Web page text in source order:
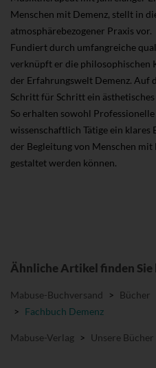
Menschen mit Demenz, stellt in
atmosphärebezogener Praxis vor.
Fundiert durch umfangreiche
verknüpft er die philosophischen
der Erfahrungswelt Demenz. Auf
Schritt für Schritt ein
So erhalten sowohl
wissenschaftlich Tätige ein
der Begleitung von Menschen
gestaltet werden können.
Ähnliche Artikel finden Sie
Mabuse-Buchversand > Bücher
> Fachbuch Demenz
Mabuse-Verlag > Unsere Bücher